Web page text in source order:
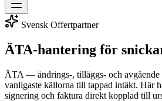
Svensk Offertpartner
ÄTA-hantering för
ÄTA — ändrings-, tilläggs- och
vanligaste källorna till tappad intäkt. Här
signering och faktura direkt kopplad till